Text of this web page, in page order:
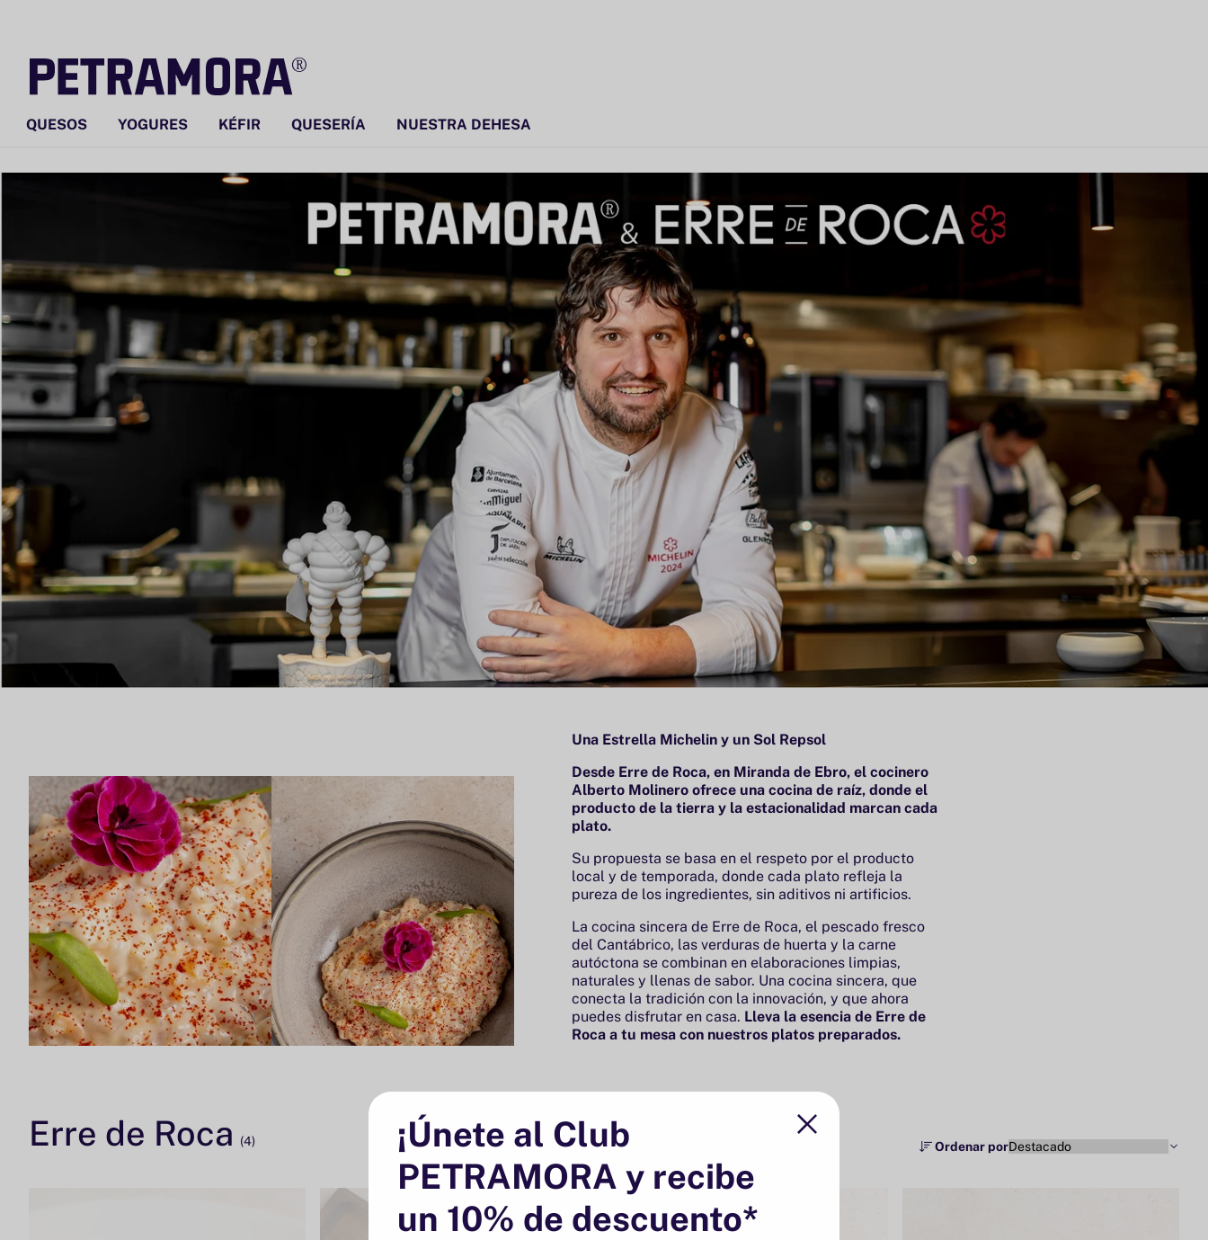
QUESOS YOGURES KÉFIR QUESERÍA NUESTRA DEHESA
Una Estrella Michelin y un Sol Repsol
Desde Erre de Roca, en Miranda de Ebro, el cocinero
Alberto Molinero ofrece una cocina de raíz, donde el
producto de la tierra y la estacionalidad marcan cada
plato.
Su propuesta se basa en el respeto por el producto
local y de temporada, donde cada plato refleja la
pureza de los ingredientes, sin aditivos ni artificios.
La cocina sincera de Erre de Roca, el pescado fresco
del Cantábrico, las verduras de huerta y la carne
autóctona se combinan en elaboraciones limpias,
naturales y llenas de sabor. Una cocina sincera, que
conecta la tradición con la innovación, y que ahora
puedes disfrutar en casa. Lleva la esencia de Erre de
Roca a tu mesa con nuestros platos preparados.
Erre de Roca (4) Ordenar por
¡Únete al Club
PETRAMORA y recibe
un 10% de descuento*